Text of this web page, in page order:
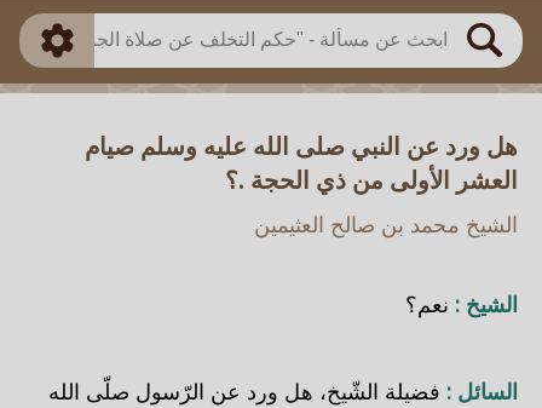
بحث
اللجنة الدائمة
هل ورد عن النبي صلى الله عليه وسلم صيام
العشر الأولى من ذي الحجة .؟
الشيخ محمد بن صالح العثيمين
الشيخ : نعم؟
السائل : فضيلة الشّيخ، هل ورد عن الرّسول صلّى الله